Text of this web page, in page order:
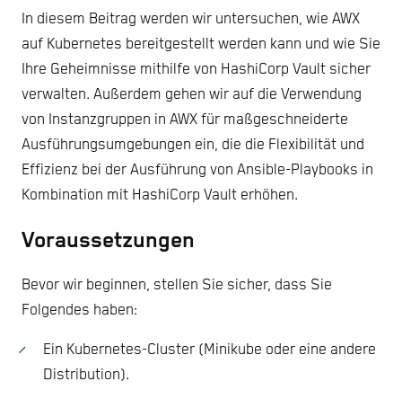
In diesem Beitrag werden wir untersuchen, wie AWX
auf Kubernetes bereitgestellt werden kann und wie Sie
Ihre Geheimnisse mithilfe von HashiCorp Vault sicher
verwalten. Außerdem gehen wir auf die Verwendung
von Instanzgruppen in AWX für maßgeschneiderte
Ausführungsumgebungen ein, die die Flexibilität und
Effizienz bei der Ausführung von Ansible-Playbooks in
Kombination mit HashiCorp Vault erhöhen.
Voraussetzungen
Bevor wir beginnen, stellen Sie sicher, dass Sie
Folgendes haben:
Ein Kubernetes-Cluster (Minikube oder eine andere
Distribution).